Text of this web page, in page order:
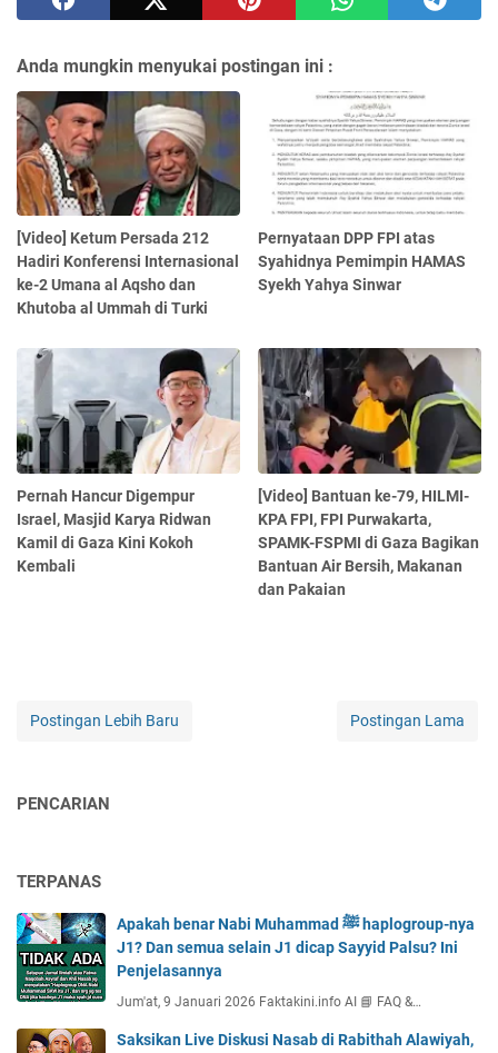
Anda mungkin menyukai postingan ini :
[Video] Ketum Persada 212
Hadiri Konferensi Internasional
ke-2 Umana al Aqsho dan
Khutoba al Ummah di Turki
Pernyataan DPP FPI atas
Syahidnya Pemimpin HAMAS
Syekh Yahya Sinwar
Pernah Hancur Digempur
Israel, Masjid Karya Ridwan
Kamil di Gaza Kini Kokoh
Kembali
[Video] Bantuan ke-79, HILMI-
KPA FPI, FPI Purwakarta,
SPAMK-FSPMI di Gaza Bagikan
Bantuan Air Bersih, Makanan
dan Pakaian
Postingan Lebih Baru Postingan Lama
PENCARIAN
TERPANAS
Apakah benar Nabi Muhammad ﷺ haplogroup-nya
J1? Dan semua selain J1 dicap Sayyid Palsu? Ini
Penjelasannya
Jum'at, 9 Januari 2026 Faktakini.info AI 📘 FAQ &…
Saksikan Live Diskusi Nasab di Rabithah Alawiyah,